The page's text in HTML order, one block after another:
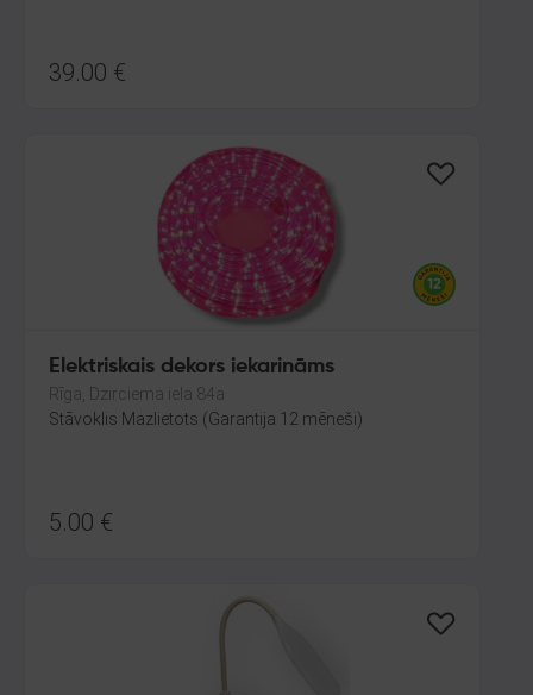
39.00 €
Elektriskais dekors iekarināms
Rīga, Dzirciema iela 84a
Stāvoklis Mazlietots (Garantija 12 mēneši)
5.00 €